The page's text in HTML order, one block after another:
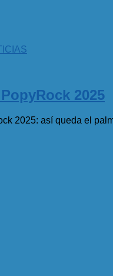
2025
2025: así queda el